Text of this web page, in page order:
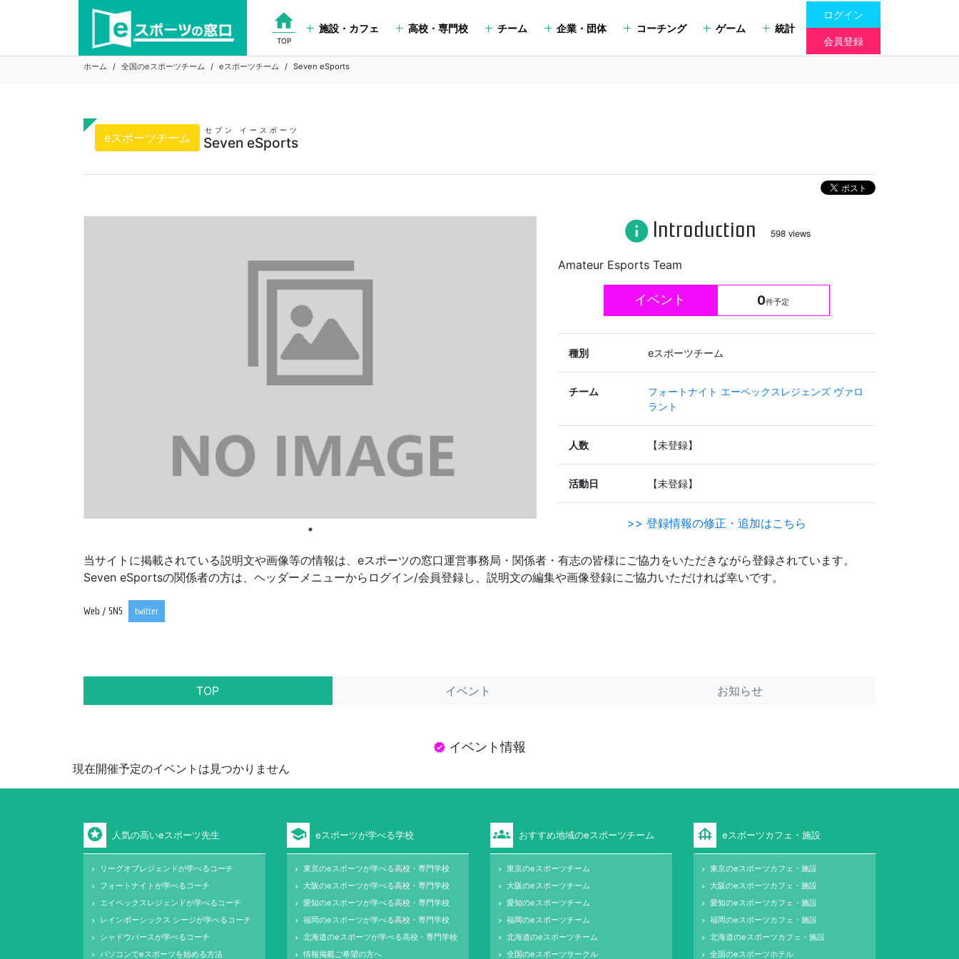
home
TOP
施設・カフェ 高校・専門校 チーム 企業・団体 コーチング ゲーム 統計
ログイン
会員登録
ホーム 全国のeスポーツチーム eスポーツチーム Seven eSports
eスポーツチーム Seven eSports
セブン イースポーツ
info Introduction 598 views
Amateur Esports Team
イベント 0件予定
種別 eスポーツチーム
チーム フォートナイト エーペックスレジェンズ ヴァロ
ラント
人数 【未登録】
活動日 【未登録】
>> 登録情報の修正・追加はこちら
当サイトに掲載されている説明文や画像等の情報は、eスポーツの窓口運営事務局・関係者・有志の皆様にご協力をいただきながら登録されています。
Seven eSportsの関係者の方は、ヘッダーメニューからログイン/会員登録し、説明文の編集や画像登録にご協力いただければ幸いです。
Web / SNS twitter
TOP イベント お知らせ
verified イベント情報
現在開催予定のイベントは見つかりません
stars 人気の高いeスポーツ先生
keyboard_arrow_right リーグオブレジェンドが学べるコーチ
keyboard_arrow_right フォートナイトが学べるコーチ
keyboard_arrow_right エイペックスレジェンドが学べるコーチ
keyboard_arrow_right レインボーシックス シージが学べるコーチ
keyboard_arrow_right シャドウバースが学べるコーチ
keyboard_arrow_right パソコンでeスポーツを始める方法
school eスポーツが学べる学校
keyboard_arrow_right 東京のeスポーツが学べる高校・専門学校
keyboard_arrow_right 大阪のeスポーツが学べる高校・専門学校
keyboard_arrow_right 愛知のeスポーツが学べる高校・専門学校
keyboard_arrow_right 福岡のeスポーツが学べる高校・専門学校
keyboard_arrow_right 北海道のeスポーツが学べる高校・専門学校
keyboard_arrow_right 情報掲載ご希望の方へ
groups おすすめ地域のeスポーツチーム
keyboard_arrow_right 東京のeスポーツチーム
keyboard_arrow_right 大阪のeスポーツチーム
keyboard_arrow_right 愛知のeスポーツチーム
keyboard_arrow_right 福岡のeスポーツチーム
keyboard_arrow_right 北海道のeスポーツチーム
keyboard_arrow_right 全国のeスポーツサークル
foundation eスポーツカフェ・施設
keyboard_arrow_right 東京のeスポーツカフェ・施設
keyboard_arrow_right 大阪のeスポーツカフェ・施設
keyboard_arrow_right 愛知のeスポーツカフェ・施設
keyboard_arrow_right 福岡のeスポーツカフェ・施設
keyboard_arrow_right 北海道のeスポーツカフェ・施設
keyboard_arrow_right 全国のeスポーツホテル